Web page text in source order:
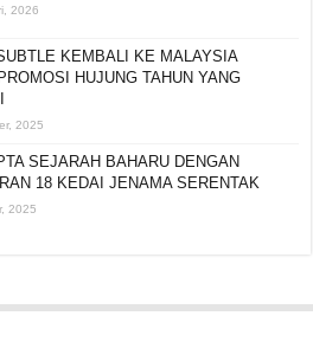
2026
KEMBALI KE MALAYSIA
HUJUNG TAHUN YANG
2025
SEJARAH BAHARU DENGAN
18 KEDAI JENAMA SERENTAK
2025